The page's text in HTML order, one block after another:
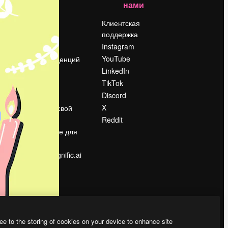
Вакансии
Поиск тенденций
Блог
Продайте свой
Помещение для
Ищете magnific.ai
нами
Клиентская
поддержка
Instagram
YouTube
LinkedIn
TikTok
Discord
X
Reddit
to the storing of cookies on your device to enhance site